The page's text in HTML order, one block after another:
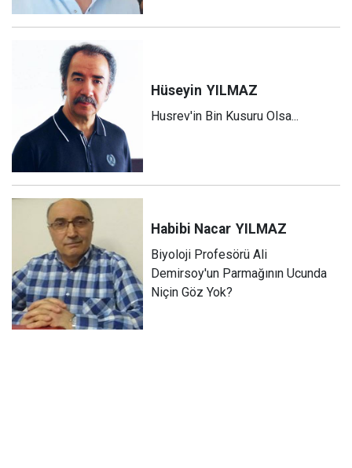
Hüseyin YILMAZ
Husrev'in Bin Kusuru Olsa...
Habibi Nacar YILMAZ
Biyoloji Profesörü Ali
Demirsoy'un Parmağının Ucunda
Niçin Göz Yok?